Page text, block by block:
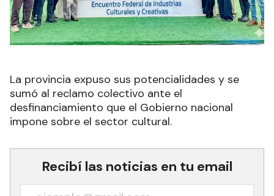
La provincia expuso sus potencialidades y se
sumó al reclamo colectivo ante el
desfinanciamiento que el Gobierno nacional
impone sobre el sector cultural.
Recibí las noticias en tu email